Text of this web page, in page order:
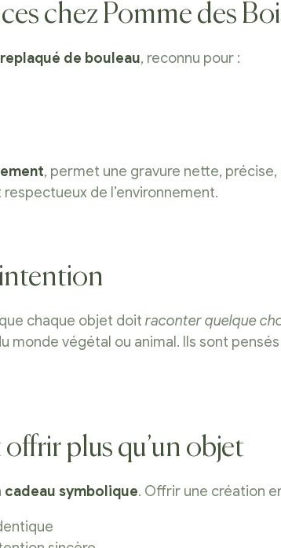
chez Pomme des
de bouleau, reconnu pour :
, permet une gravure nette, précise,
de l’environnement.
chaque objet doit raconter quelque
monde végétal ou animal. Ils sont
plus qu’un objet
cadeau symbolique. Offrir une création